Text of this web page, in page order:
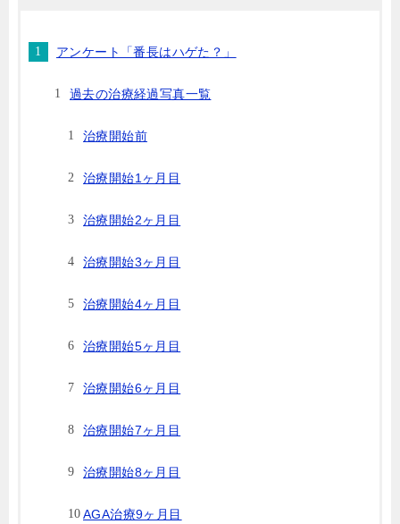
アンケート「番長はハゲた？」
過去の治療経過写真一覧
治療開始前
治療開始1ヶ月目
治療開始2ヶ月目
治療開始3ヶ月目
治療開始4ヶ月目
治療開始5ヶ月目
治療開始6ヶ月目
治療開始7ヶ月目
治療開始8ヶ月目
AGA治療9ヶ月目